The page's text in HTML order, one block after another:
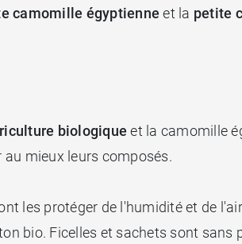
camomille égyptienne et la petite
biologique et la camomille
mieux leurs composés.
les protéger de l'humidité et de
bio. Ficelles et sachets sont sans